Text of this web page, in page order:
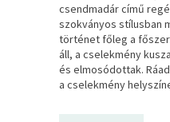
csendmadár című
szokványos stílusban
történet főleg a
áll, a cselekmény
és elmosódottak.
a cselekmény